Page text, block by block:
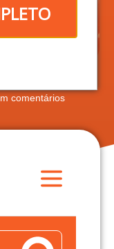
comentários